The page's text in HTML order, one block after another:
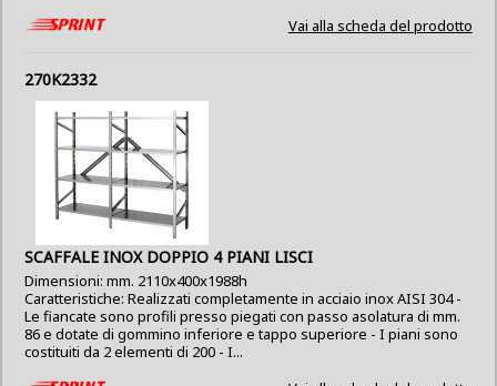
Vai alla scheda del prodotto
270K2332
SCAFFALE INOX DOPPIO 4 PIANI LISCI
Dimensioni: mm. 2110x400x1988h
Caratteristiche: Realizzati completamente in acciaio inox AISI 304 -
Le fiancate sono profili presso piegati con passo asolatura di mm.
86 e dotate di gommino inferiore e tappo superiore - I piani sono
costituiti da 2 elementi di 200 - I...